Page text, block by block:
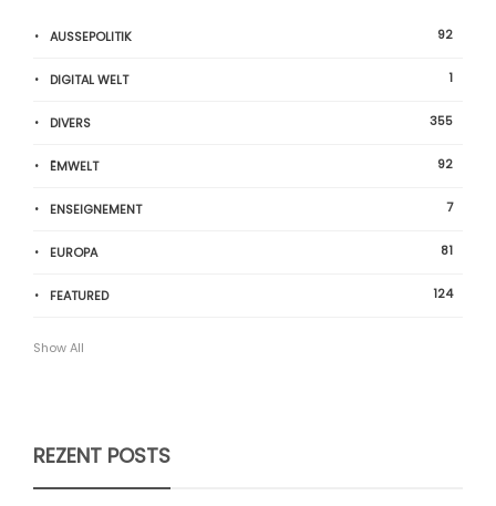
AUSSEPOLITIK 92
DIGITAL WELT 1
DIVERS 355
ËMWELT 92
ENSEIGNEMENT 7
EUROPA 81
FEATURED 124
Show All
REZENT POSTS